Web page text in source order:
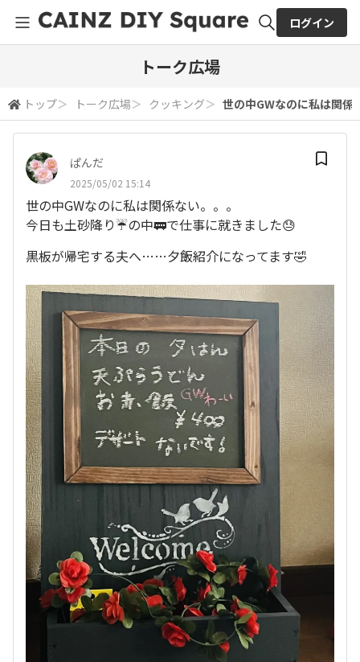
検索
ログイン
トーク広場
トップ＞ トーク広場＞ クッキング＞ 世の中GWなのに私は関係
ぱんだ
2025/05/02 15:14
世の中GWなのに私は関係ない。。。
今日も土砂降り☔️の中🚃で仕事に就きました😓
黒板が帰宅する夫へ……夕飯紹介になってます🤣